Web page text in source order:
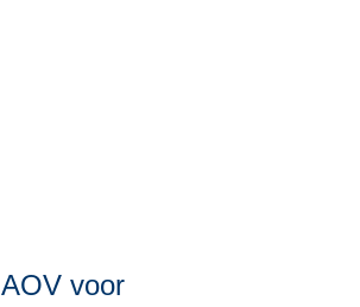
AOV voor